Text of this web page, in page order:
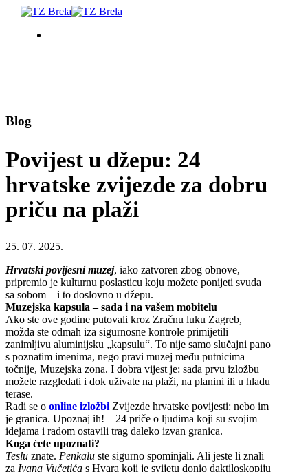
DOGAĐANJA
BLOG
HR
BRELA
Trg Alojzija Stepinca 10, 21322 Brela
+385 21 618 455
+385 21 618 337
Blog
Povijest u džepu: 24
hrvatske zvijezde za dobru
priču na plaži
25. 07. 2025.
Hrvatski povijesni muzej, iako zatvoren zbog obnove,
pripremio je kulturnu poslasticu koju možete ponijeti svuda
sa sobom – i to doslovno u džepu.
Muzejska kapsula – sada i na vašem mobitelu
Ako ste ove godine putovali kroz Zračnu luku Zagreb,
možda ste odmah iza sigurnosne kontrole primijetili
zanimljivu aluminijsku „kapsulu“. To nije samo slučajni pano
s poznatim imenima, nego pravi muzej među putnicima –
točnije, Muzejska zona. I dobra vijest je: sada prvu izložbu
možete razgledati i dok uživate na plaži, na planini ili u hladu
terase.
Radi se o online izložbiZvijezde hrvatske povijesti: nebo im
je granica. Upoznaj ih! – 24 priče o ljudima koji su svojim
idejama i radom ostavili trag daleko izvan granica.
Koga ćete upoznati?
Teslu znate. Penkalu ste sigurno spominjali. Ali jeste li znali
za Ivana Vučetića s Hvara koji je svijetu donio daktiloskopiju